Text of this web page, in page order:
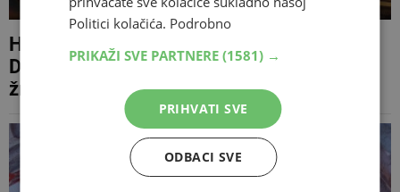
Hrvatski ministar Šušnjar pozvao Vučića i
Dodika da dođu u Knin i ispričaju se
žrtvama velikosrpske agresije
Politici kolačića. Podrobno
PRIKAŽI SVE PARTNERE (1581) →
PRIHVATI SVE
ODBACI SVE